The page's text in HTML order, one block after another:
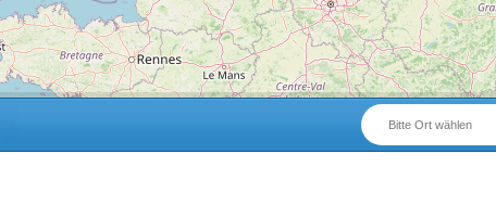
Bitte Ort wählen